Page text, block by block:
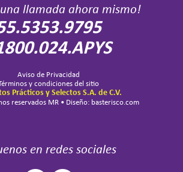
una llamada ahora mismo!
Aviso de Privacidad
y condiciones del sitio
Prácticos y Selectos S.A. de C.V.
reservados MR • Diseño: basterisco.com
en redes sociales